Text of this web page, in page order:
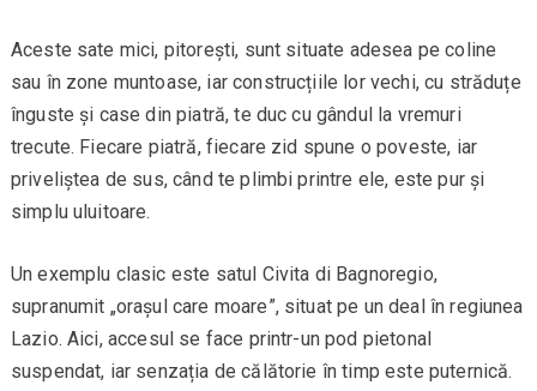
Aceste sate mici, pitorești, sunt situate adesea pe coline
sau în zone muntoase, iar construcțiile lor vechi, cu străduțe
înguste și case din piatră, te duc cu gândul la vremuri
trecute. Fiecare piatră, fiecare zid spune o poveste, iar
priveliștea de sus, când te plimbi printre ele, este pur și
simplu uluitoare.
Un exemplu clasic este satul Civita di Bagnoregio,
supranumit „orașul care moare”, situat pe un deal în regiunea
Lazio. Aici, accesul se face printr-un pod pietonal
suspendat, iar senzația de călătorie în timp este puternică.